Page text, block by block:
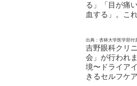
る」「目が痛
血する」。こ
出典：杏林大学医学部付
吉野眼科クリ
会」が行われ
境〜ドライア
きるセルフケ